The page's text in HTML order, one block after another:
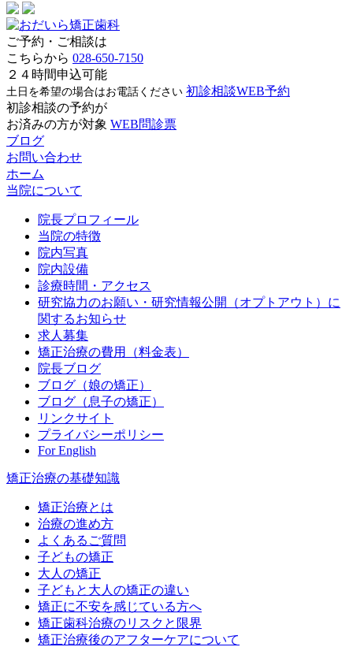
ご予約・ご相談は
こちらから 028-650-7150
２４時間申込可能
土日を希望の場合はお電話ください 初診相談WEB予約
初診相談の予約が
お済みの方が対象 WEB問診票
ブログ
お問い合わせ
ホーム
当院について
院長プロフィール
当院の特徴
院内写真
院内設備
診療時間・アクセス
研究協力のお願い・研究情報公開（オプトアウト）に
関するお知らせ
求人募集
矯正治療の費用（料金表）
院長ブログ
ブログ（娘の矯正）
ブログ（息子の矯正）
リンクサイト
プライバシーポリシー
For English
矯正治療の基礎知識
矯正治療とは
治療の進め方
よくあるご質問
子どもの矯正
大人の矯正
子どもと大人の矯正の違い
矯正に不安を感じている方へ
矯正歯科治療のリスクと限界
矯正治療後のアフターケアについて